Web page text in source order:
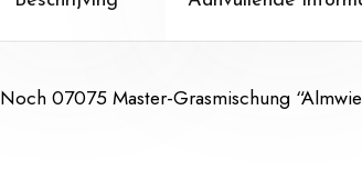
Noch 07075 Master-Grasmischung